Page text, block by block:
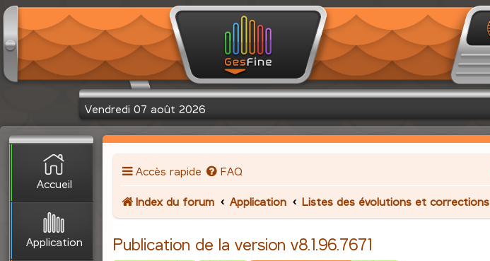
Vendredi 07 août 2026
Accueil
Application
Accès rapide FAQ
Index du forum Application Listes des évolutions et corrections
Publication de la version v8.1.96.7671